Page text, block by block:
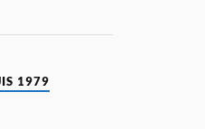
1979